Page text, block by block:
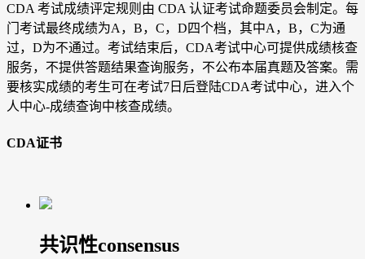
CDA 考试成绩评定规则由 CDA 认证考试命题委员会制定。每
门考试最终成绩为A，B，C，D四个档，其中A，B，C为通
过，D为不通过。考试结束后，CDA考试中心可提供成绩核查
服务，不提供答题结果查询服务，不公布本届真题及答案。需
要核实成绩的考生可在考试7日后登陆CDA考试中心，进入个
人中心-成绩查询中核查成绩。
CDA证书
共识性consensus